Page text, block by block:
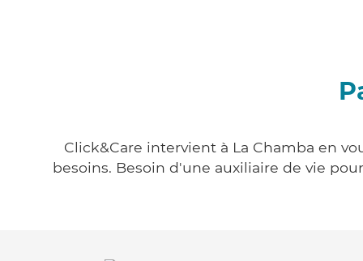
Click&Care intervient à La Chamba en
besoins. Besoin d'une auxiliaire de vie